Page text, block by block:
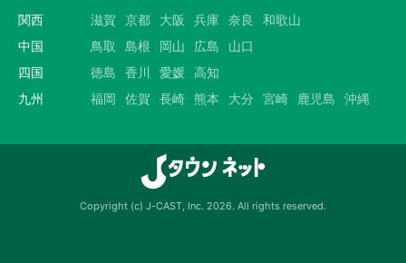
関西
滋賀 京都 大阪 兵庫 奈良
和歌山
中国
鳥取 島根 岡山 広島
山口
四国
徳島 香川 愛媛 高知
九州
福岡 佐賀 長崎 熊本 大分 宮崎 鹿児島 沖縄
Copyright (c) J-CAST, Inc. 2026. All rights reserved.